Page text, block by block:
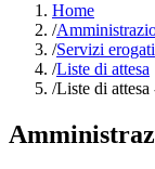
Home
/
/Servizi erogati
/Liste di attesa
/Liste di